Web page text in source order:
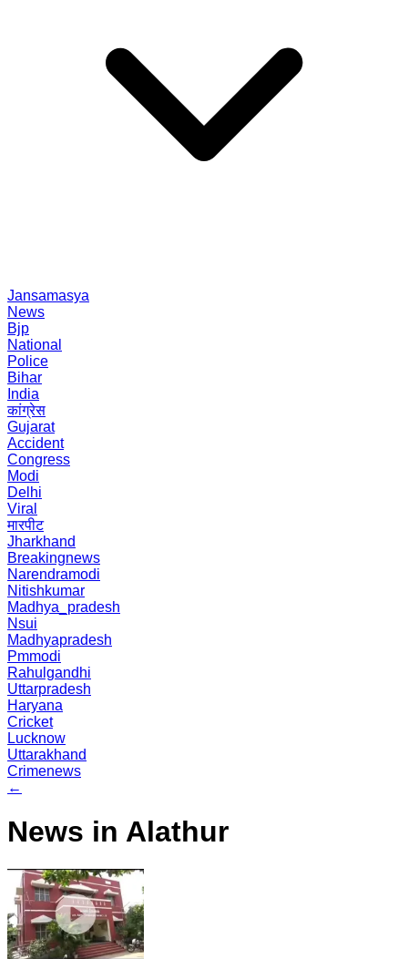
Jansamasya
News
Bjp
National
Police
Bihar
India
कांग्रेस
Gujarat
Accident
Congress
Modi
Delhi
Viral
मारपीट
Jharkhand
Breakingnews
Narendramodi
Nitishkumar
Madhya_pradesh
Nsui
Madhyapradesh
Pmmodi
Rahulgandhi
Uttarpradesh
Haryana
Cricket
Lucknow
Uttarakhand
Crimenews
←
News in Alathur